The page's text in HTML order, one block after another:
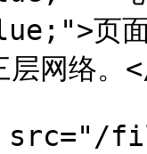
页面创
层网络。